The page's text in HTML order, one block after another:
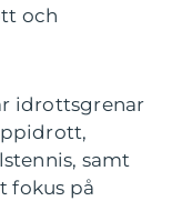
och
idrottsgrenar
samt
fokus på